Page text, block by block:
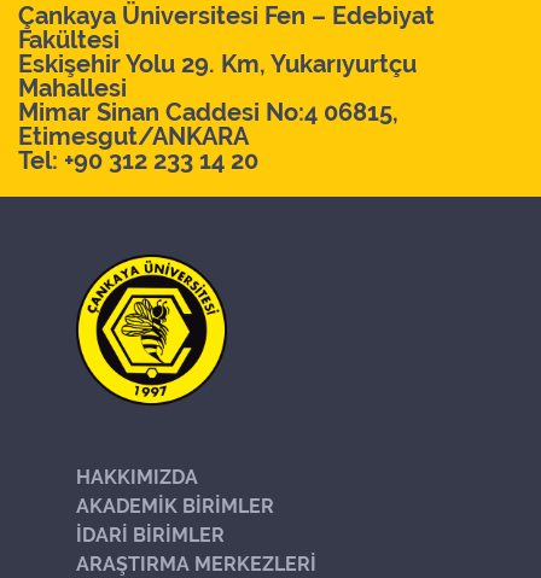
Çankaya Üniversitesi Fen – Edebiyat
Fakültesi
Eskişehir Yolu 29. Km, Yukarıyurtçu
Mahallesi
Mimar Sinan Caddesi No:4 06815,
Etimesgut/ANKARA
Tel: +90 312 233 14 20
HAKKIMIZDA
AKADEMİK BİRİMLER
İDARİ BİRİMLER
ARAŞTIRMA MERKEZLERİ